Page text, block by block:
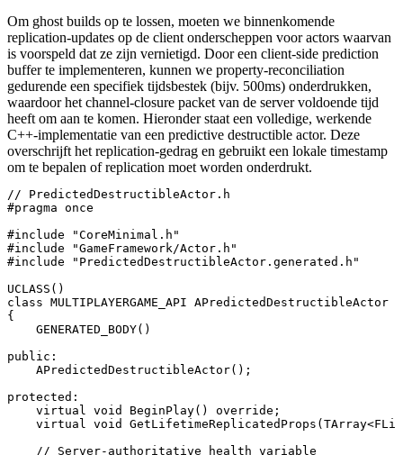
Om ghost builds op te lossen, moeten we binnenkomende
replication-updates op de client onderscheppen voor actors waarvan
is voorspeld dat ze zijn vernietigd. Door een client-side prediction
buffer te implementeren, kunnen we property-reconciliation
gedurende een specifiek tijdsbestek (bijv. 500ms) onderdrukken,
waardoor het channel-closure packet van de server voldoende tijd
heeft om aan te komen. Hieronder staat een volledige, werkende
C++-implementatie van een predictive destructible actor. Deze
overschrijft het replication-gedrag en gebruikt een lokale timestamp
om te bepalen of replication moet worden onderdrukt.
// PredictedDestructibleActor.h
#pragma once
#include "CoreMinimal.h"
#include "GameFramework/Actor.h"
#include "PredictedDestructibleActor.generated.h"
UCLASS()
class MULTIPLAYERGAME_API
{
    GENERATED_BODY()
public:
    APredictedDestructibleActor();
protected:
    virtual void BeginPlay() override;
virtual void
    // Server-authoritative health variable